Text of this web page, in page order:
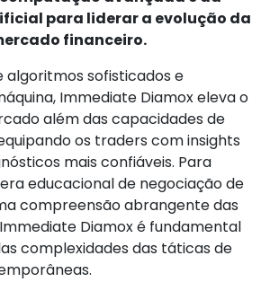
para liderar a evolução da
financeiro.
algoritmos sofisticados e
Immediate Diamox eleva o
além das capacidades de
os traders com insights
mais confiáveis. Para
educacional de negociação de
compreensão abrangente das
Diamox é fundamental
complexidades das táticas de